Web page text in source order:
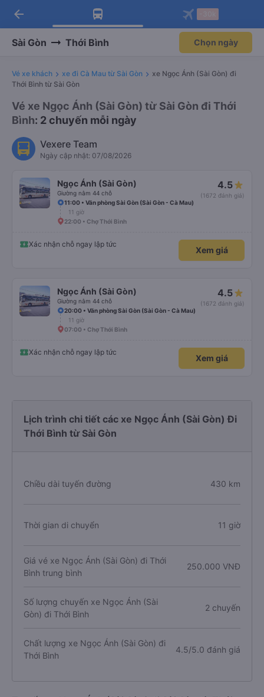
Tải app Vexere ngay!
Nhận ưu đãi thành viên độc
Mở app
Tải app Vexere
-30k/ghế khi đặt vé máy bay qua
Mở app
arrow_back
Sài Gòn Thới Bình Chọn ngày
Vé xe khách xe đi Cà Mau từ Sài Gòn
xe Ngọc Ánh (Sài Gòn) đi
Thới Bình từ Sài Gòn
Vé xe Ngọc Ánh (Sài Gòn) từ Sài Gòn đi Thới
Bình: 2 chuyến mỗi ngày
Vexere Team
Ngày cập nhật: 07/08/2026
Ngọc Ánh (Sài Gòn)
Giường nằm 44 chỗ
4.5
(1672 đánh giá)
11:00 • Văn phòng Sài Gòn (Sài Gòn - Cà Mau)
11 giờ
22:00 • Chợ Thới Bình
Xác nhận chỗ ngay lập tức
Xem giá
Ngọc Ánh (Sài Gòn)
Giường nằm 44 chỗ
4.5
(1672 đánh giá)
20:00 • Văn phòng Sài Gòn (Sài Gòn - Cà Mau)
11 giờ
07:00 • Chợ Thới Bình
Xác nhận chỗ ngay lập tức
Xem giá
Lịch trình chi tiết các xe Ngọc Ánh (Sài Gòn) Đi
Thới Bình từ Sài Gòn
Chiều dài tuyến đường 430 km
Thời gian di chuyển 11 giờ
Giá vé xe Ngọc Ánh (Sài Gòn) đi Thới
Bình trung bình
250.000 VNĐ
Số lượng chuyến xe Ngọc Ánh (Sài
Gòn) đi Thới Bình
2 chuyến
Chất lượng xe Ngọc Ánh (Sài Gòn) đi
Thới Bình
4.5/5.0 đánh giá